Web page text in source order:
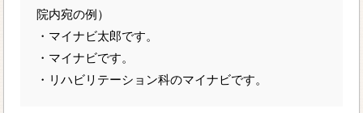
院内宛の例）
・マイナビ太郎です。
・マイナビです。
・リハビリテーション科のマイナビです。